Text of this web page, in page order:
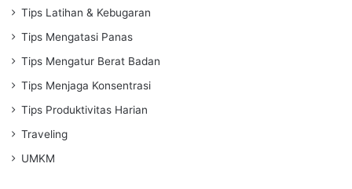
Tips Latihan & Kebugaran
Tips Mengatasi Panas
Tips Mengatur Berat Badan
Tips Menjaga Konsentrasi
Tips Produktivitas Harian
Traveling
UMKM